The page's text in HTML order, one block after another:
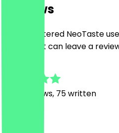
Reviews
Only registered NeoTaste
restaurant can leave a
Reviews, 75 written